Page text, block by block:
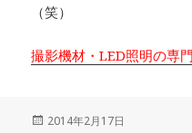
（笑）
撮影機材・LED照明の専
投
2014年2月17日